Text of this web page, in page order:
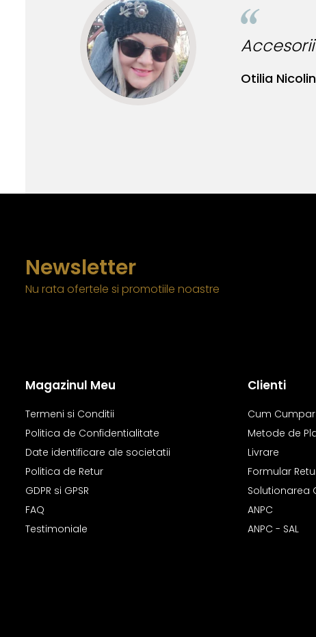
Otilia Nicolin
Newsletter
Nu rata ofertele si promotiile noastre
Magazinul Meu
Termeni si Conditii
Politica de Confidentialitate
Date identificare ale societatii
Politica de Retur
GDPR si GPSR
FAQ
Testimoniale
Clienti
Cum Cumpar
Metode de
Livrare
Formular
Solutionarea
ANPC
ANPC - SAL